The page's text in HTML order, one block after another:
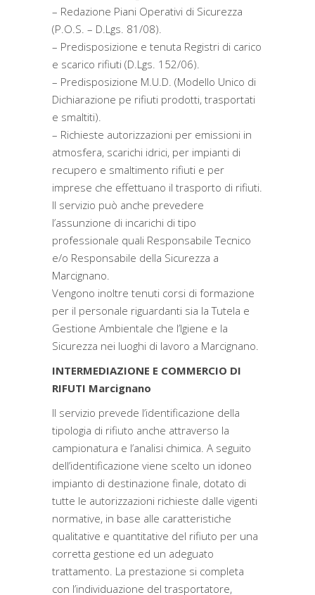
– Redazione Piani Operativi di Sicurezza
(P.O.S. – D.Lgs. 81/08).
– Predisposizione e tenuta Registri di carico
e scarico rifiuti (D.Lgs. 152/06).
– Predisposizione M.U.D. (Modello Unico di
Dichiarazione pe rifiuti prodotti, trasportati
e smaltiti).
– Richieste autorizzazioni per emissioni in
atmosfera, scarichi idrici, per impianti di
recupero e smaltimento rifiuti e per
imprese che effettuano il trasporto di rifiuti.
Il servizio può anche prevedere
l’assunzione di incarichi di tipo
professionale quali Responsabile Tecnico
e/o Responsabile della Sicurezza a
Marcignano.
Vengono inoltre tenuti corsi di formazione
per il personale riguardanti sia la Tutela e
Gestione Ambientale che l’Igiene e la
Sicurezza nei luoghi di lavoro a Marcignano.
INTERMEDIAZIONE E COMMERCIO DI
RIFUTI Marcignano
Il servizio prevede l’identificazione della
tipologia di rifiuto anche attraverso la
campionatura e l’analisi chimica. A seguito
dell’identificazione viene scelto un idoneo
impianto di destinazione finale, dotato di
tutte le autorizzazioni richieste dalle vigenti
normative, in base alle caratteristiche
qualitative e quantitative del rifiuto per una
corretta gestione ed un adeguato
trattamento. La prestazione si completa
con l’individuazione del trasportatore,